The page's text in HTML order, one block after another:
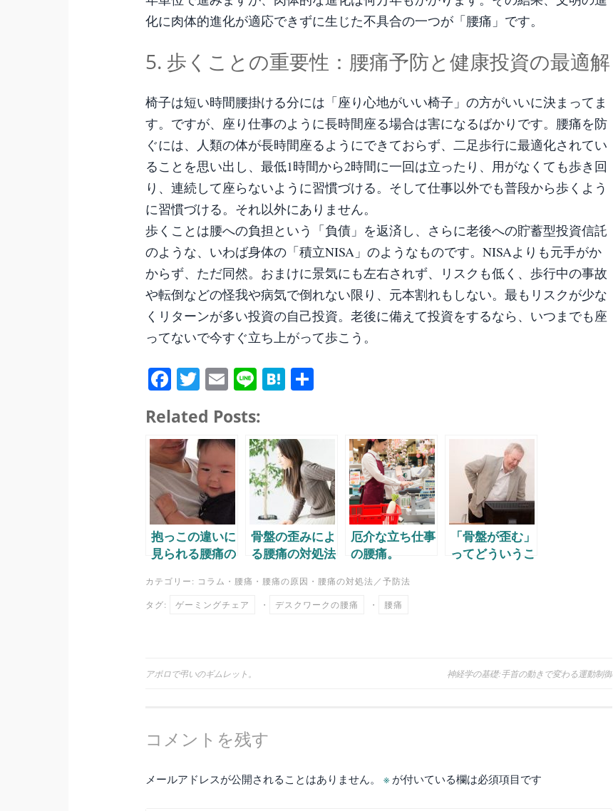
化に肉体的進化が適応できずに生じた不具合の一つが「腰痛」です。
5. 歩くことの重要性：腰痛予防と健康投資の最適解
椅子は短い時間腰掛ける分には「座り心地がいい椅子」の方がいいに決まってま
す。ですが、座り仕事のように長時間座る場合は害になるばかりです。腰痛を防
ぐには、人類の体が長時間座るようにできておらず、二足歩行に最適化されてい
ることを思い出し、最低1時間から2時間に一回は立ったり、用がなくても歩き回
り、連続して座らないように習慣づける。そして仕事以外でも普段から歩くよう
に習慣づける。それ以外にありません。
歩くことは腰への負担という「負債」を返済し、さらに老後への貯蓄型投資信託
のような、いわば身体の「積立NISA」のようなものです。NISAよりも元手がか
からず、ただ同然。おまけに景気にも左右されず、リスクも低く、歩行中の事故
や転倒などの怪我や病気で倒れない限り、元本割れもしない。最もリスクが少な
くリターンが多い投資の自己投資。老後に備えて投資をするなら、いつまでも座
ってないで今すぐ立ち上がって歩こう。
Fa
bo
ok
T
wi
tte
r
E
ail
Li H
a
共
Related Posts:
抱っこの違いに
見られる腰痛の
骨盤の歪みによ
る腰痛の対処法
厄介な立ち仕事
の腰痛。
「骨盤が歪む」
ってどういうこ
カテゴリー: コラム ・ 腰痛 ・ 腰痛の原因 ・ 腰痛の対処法／予防法
タグ: ゲーミングチェア ・ デスクワークの腰痛 ・ 腰痛
投
ナ
ビ
アポロで弔いのギムレット。 神経学の基礎:手首の動きで変わる運動制御
コメントを残す
メールアドレスが公開されることはありません。 ※が付いている欄は必須項目です